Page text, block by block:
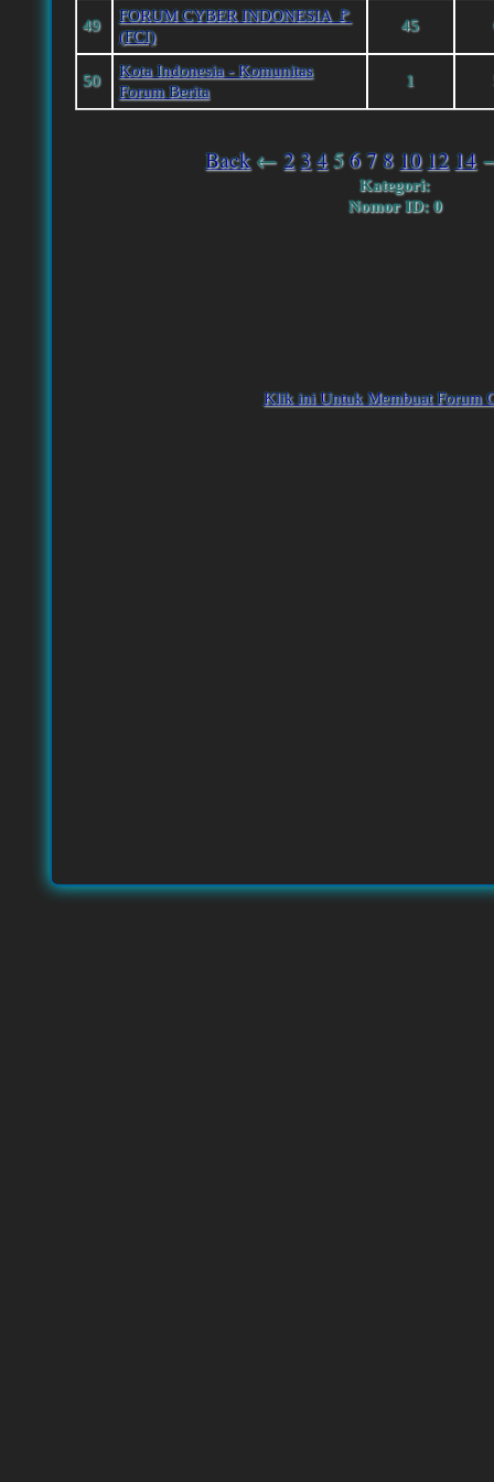
49
FORUM CYBER INDONESIA 🚩
(FCI)
45
50
Kota Indonesia - Komunitas
Forum Berita
1
Back ←2345678 10 12 14
Kategori:
Nomor ID: 0
Klik ini Untuk Membuat Forum